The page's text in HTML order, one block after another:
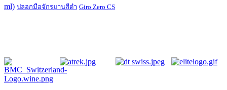
ml) ปลอกมือจักรยานสีดำ Giro Zero CS